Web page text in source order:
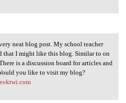
neat blog post
neat blog post. My school teacher
that I might like this blog. Similar to on
is a discussion board for articles and
you like to visit my blog?